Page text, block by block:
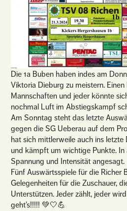
Die 1a Buben haben indes am
Viktoria Dieburg zu meistern.
Mannschaften und jeder könnte
nochmal Luft im Abstiegskampf
Am Sonntag steht das letzte
gegen die SG Ueberau auf dem
hat sich mittlerweile auch ins
und kämpft um wichtige Punkte. In
Spannung und Intensität angesagt.
Fünf Auswärtsspiele für die Richer
Gelegenheiten für die Zuschauer,
Unterstützen. Jeder zählt, jeder
geht’s!!!!! 💚🤍💪